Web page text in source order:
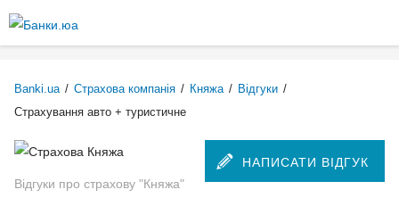
основного
Banki.ua / Страхова компанія / Княжа / Відгуки /
Страхування авто + туристичне
НАПИСАТИ ВІДГУК
Відгуки про страхову "Княжа"
Comment HTML